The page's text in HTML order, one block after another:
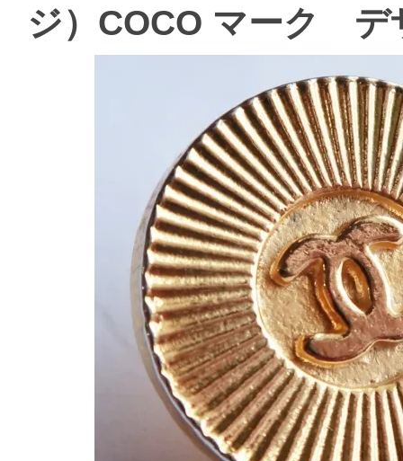
ジ）COCO マーク